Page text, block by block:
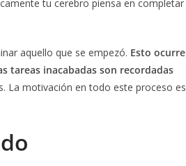
tu cerebro piensa en completar
aquello que se empezó. Esto ocurre
tareas inacabadas son recordadas
La motivación en todo este proceso es